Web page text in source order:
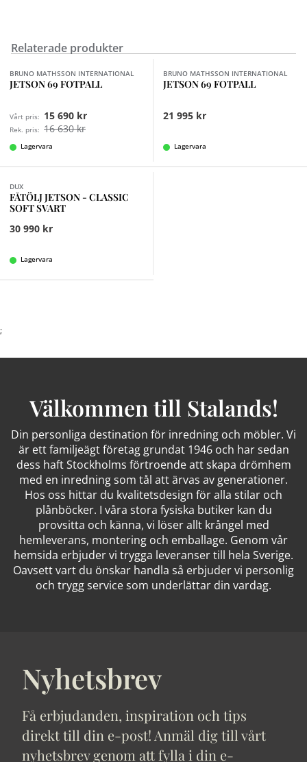
Relaterade produkter
BRUNO MATHSSON INTERNATIONAL
JETSON 69 FOTPALL
Vårt pris: 15 690 kr
Rek. pris: 16 630 kr
Lagervara
BRUNO MATHSSON INTERNATIONAL
JETSON 69 FOTPALL
21 995 kr
Lagervara
DUX
FÅTÖLJ JETSON - CLASSIC
SOFT SVART
30 990 kr
Lagervara
;
Välkommen till Stalands!
Din personliga destination för inredning och möbler. Vi
är ett familjeägt företag grundat 1946 och har sedan
dess haft Stockholms förtroende att skapa drömhem
med en inredning som tål att ärvas av generationer.
Hos oss hittar du kvalitetsdesign för alla stilar och
plånböcker. I våra stora fysiska butiker kan du
provsitta och känna, vi löser allt krångel med
hemleverans, montering och emballage. Genom vår
hemsida erbjuder vi trygga leveranser till hela Sverige.
Oavsett vart du önskar handla så erbjuder vi personlig
och trygg service som underlättar din vardag.
Nyhetsbrev
Få erbjudanden, inspiration och tips
direkt till din e-post! Anmäl dig till vårt
nyhetsbrev genom att fylla i din e-